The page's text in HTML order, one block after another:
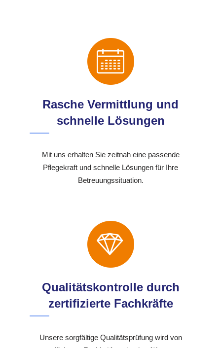
Rasche Vermittlung und
schnelle Lösungen
Mit uns erhalten Sie zeitnah eine passende
Pflegekraft und schnelle Lösungen für Ihre
Betreuungssituation.
Qualitätskontrolle durch
zertifizierte Fachkräfte
Unsere sorgfältige Qualitätsprüfung wird von